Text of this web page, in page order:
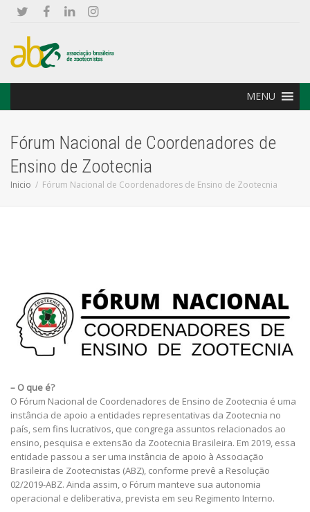
MENU
Fórum Nacional de Coordenadores de
Ensino de Zootecnia
Inicio Fórum Nacional de Coordenadores de Ensino de Zootecnia
– O que é?
O Fórum Nacional de Coordenadores de Ensino de Zootecnia é uma
instância de apoio a entidades representativas da Zootecnia no
país, sem fins lucrativos, que congrega assuntos relacionados ao
ensino, pesquisa e extensão da Zootecnia Brasileira. Em 2019, essa
entidade passou a ser uma instância de apoio à Associação
Brasileira de Zootecnistas (ABZ), conforme prevê a Resolução
02/2019-ABZ. Ainda assim, o Fórum manteve sua autonomia
operacional e deliberativa, prevista em seu Regimento Interno.